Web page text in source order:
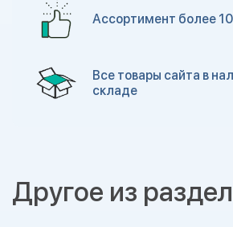
Ассортимент более
Все товары сайта в
складе
Другое из